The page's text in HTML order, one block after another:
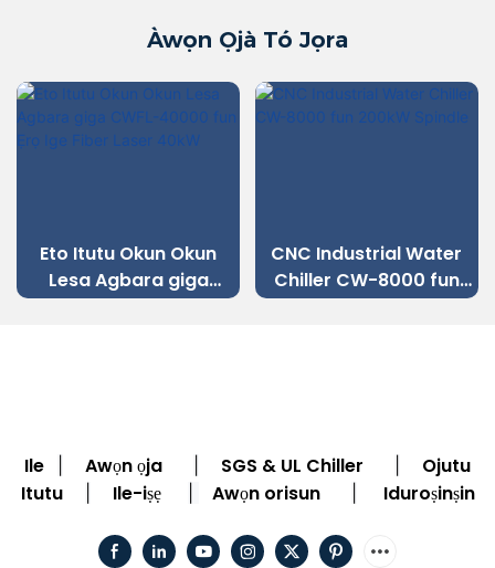
Àwọn Ọjà Tó Jọra
Eto Itutu Okun Okun
Lesa Agbara giga
CWFL-40000 fun Ẹrọ
CNC Industrial Water
Chiller CW-8000 fun
200kW Spindle
Ile Awọn ọja SGS & UL Chiller
Ojutu
Itutu
Ile-iṣẹ Awọn orisun Iduroṣinṣin